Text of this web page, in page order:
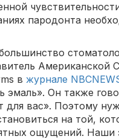
пародонта
Американской
в журнале
эмаль». Он также
для вас». Поэтому
на той,
ощущений. Наши